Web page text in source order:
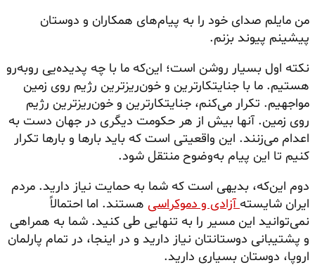
من مایلم صدای خود را به پیام‌های همکاران و دوستان
پیشینم پیوند بزنم.
نکته اول بسیار روشن است؛ این‌که ما با چه پدیده‌یی روبه‌رو
هستیم. ما با جنایتکارترین و خون‌ریزترین رژیم روی زمین
مواجهیم. تکرار می‌کنم، جنایتکارترین و خون‌ریزترین رژیم
روی زمین. آنها بیش از هر حکومت دیگری در جهان دست به
اعدام می‌زنند. این واقعیتی است که باید بارها و بارها تکرار
کنیم تا این پیام به‌وضوح منتقل شود.
دوم این‌که، بدیهی است که شما به حمایت نیاز دارید. مردم
ایران شایستهآزادی و دموکراسی هستند. اما احتمالاً
نمی‌توانید این مسیر را به تنهایی طی کنید. شما به همراهی
و پشتیبانی دوستانتان نیاز دارید و در اینجا، در تمام پارلمان
اروپا، دوستان بسیاری دارید.